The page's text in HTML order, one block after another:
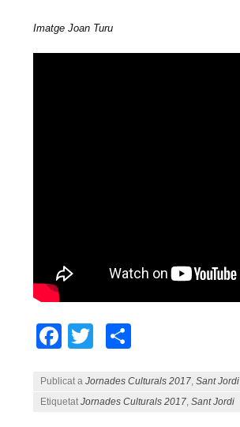
Imatge Joan Turu
Facebook
Twitter
Publicat aJornades Culturals 2017 ,Sant Jordi
EtiquetatJornades Culturals 2017 ,Sant Jordi